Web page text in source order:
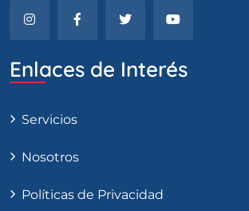
Enlaces de Interés
Servicios
Nosotros
Políticas de Privacidad